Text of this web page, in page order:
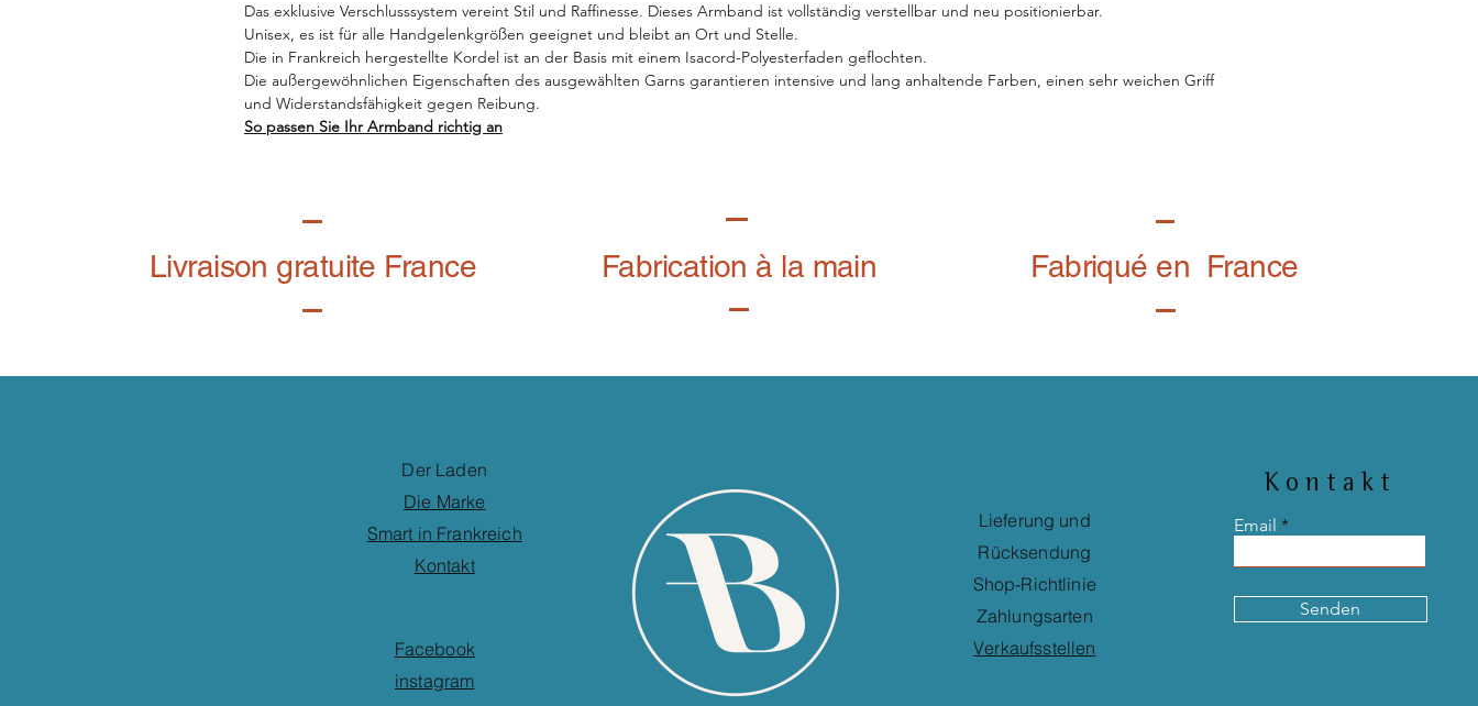
Das exklusive Verschlusssystem vereint Stil und Raffinesse. Dieses Armband ist vollständig verstellbar und neu positionierbar.
Unisex, es ist für alle Handgelenkgrößen geeignet und bleibt an Ort und Stelle.
Die in Frankreich hergestellte Kordel ist an der Basis mit einem Isacord-Polyesterfaden geflochten.
Die außergewöhnlichen Eigenschaften des ausgewählten Garns garantieren intensive und lang anhaltende Farben, einen sehr weichen Griff
und Widerstandsfähigkeit gegen Reibung.
So passen Sie Ihr Armband richtig an
Livraison gratuite France Fabrication à la main Fabriqué en France
Der Laden
Die Marke
Smart in Frankreich
Kontakt
Facebook
instagram
Lieferung und
Rücksendung
Shop-Richtlinie
Zahlungsarten
Verkaufsstellen
Kontakt
Email
Senden